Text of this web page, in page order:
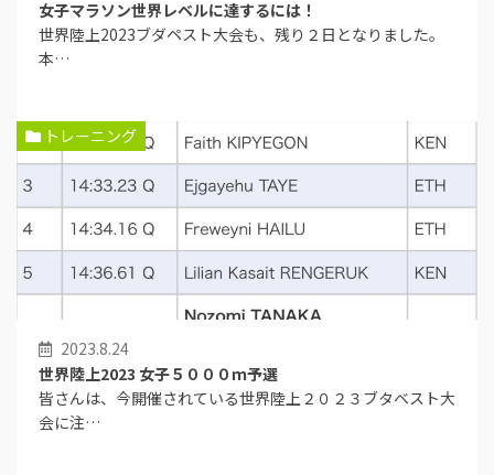
女子マラソン世界レベルに達するには！
世界陸上2023ブダペスト大会も、残り２日となりました。
本…
2023.8.24
世界陸上2023 女子５０００ｍ予選
皆さんは、今開催されている世界陸上２０２３ブタベスト大
会に注…
トレーニング